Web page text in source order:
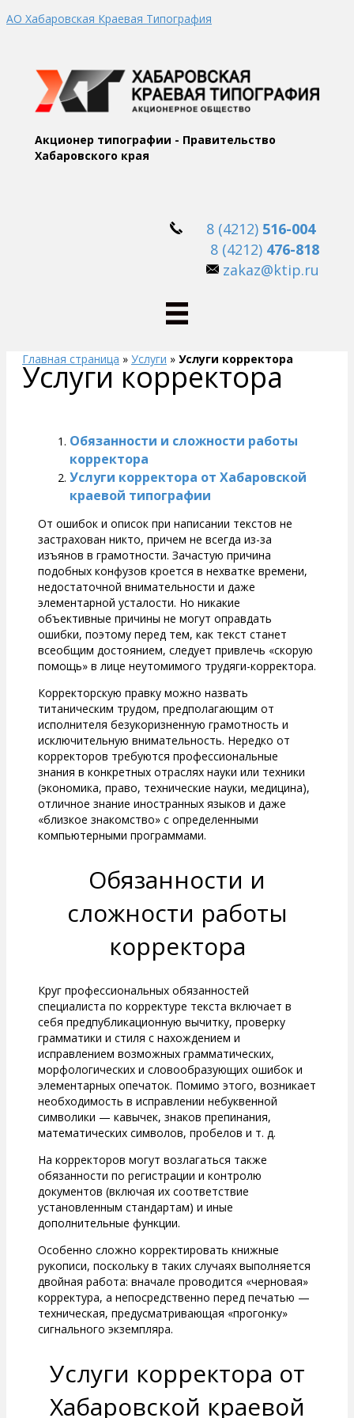
АО Хабаровская Краевая Типография
Акционер типографии - Правительство
Хабаровского края
8 (4212) 516-004
8 (4212) 476-818
zakaz@ktip.ru
Главная страница » Услуги » Услуги корректора
Услуги корректора
Обязанности и сложности работы
корректора
Услуги корректора от Хабаровской
краевой типографии
От ошибок и описок при написании текстов не
застрахован никто, причем не всегда из-за
изъянов в грамотности. Зачастую причина
подобных конфузов кроется в нехватке времени,
недостаточной внимательности и даже
элементарной усталости. Но никакие
объективные причины не могут оправдать
ошибки, поэтому перед тем, как текст станет
всеобщим достоянием, следует привлечь «скорую
помощь» в лице неутомимого трудяги-корректора.
Корректорскую правку можно назвать
титаническим трудом, предполагающим от
исполнителя безукоризненную грамотность и
исключительную внимательность. Нередко от
корректоров требуются профессиональные
знания в конкретных отраслях науки или техники
(экономика, право, технические науки, медицина),
отличное знание иностранных языков и даже
«близкое знакомство» с определенными
компьютерными программами.
Обязанности и
сложности работы
корректора
Круг профессиональных обязанностей
специалиста по корректуре текста включает в
себя предпубликационную вычитку, проверку
грамматики и стиля с нахождением и
исправлением возможных грамматических,
морфологических и словообразующих ошибок и
элементарных опечаток. Помимо этого, возникает
необходимость в исправлении небуквенной
символики — кавычек, знаков препинания,
математических символов, пробелов и т. д.
На корректоров могут возлагаться также
обязанности по регистрации и контролю
документов (включая их соответствие
установленным стандартам) и иные
дополнительные функции.
Особенно сложно корректировать книжные
рукописи, поскольку в таких случаях выполняется
двойная работа: вначале проводится «черновая»
корректура, а непосредственно перед печатью —
техническая, предусматривающая «прогонку»
сигнального экземпляра.
Услуги корректора от
Хабаровской краевой